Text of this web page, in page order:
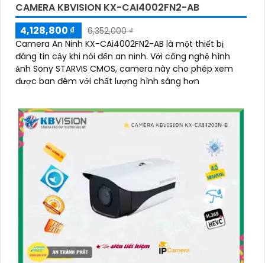
CAMERA KBVISION KX-CAI4002FN2-AB
4,128,800 ₫
6,352,000 ₫
Camera An Ninh KX-CAi4002FN2-AB là một thiết bị
đáng tin cậy khi nói đến an ninh. Với công nghệ hình
ảnh Sony STARVIS CMOS, camera này cho phép xem
được ban đêm với chất lượng hình sáng hơn